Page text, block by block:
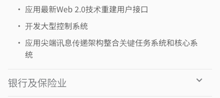
• 应用最新Web 2.0技术重建用户接口
• 开发大型控制系统
• 应用尖端讯息传递架构整合关键任务系统和核心系
统
银行及保险业